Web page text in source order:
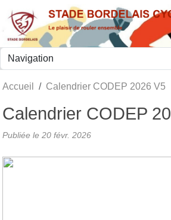
Accueil Calendrier CODEP 2026 V5
Calendrier CODEP
Publiée le 20 févr. 2026
Panneau de gestion des cookies